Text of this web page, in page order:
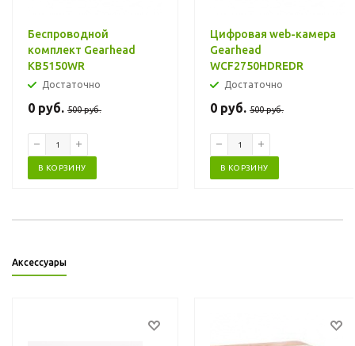
Беспроводной
комплект Gearhead
KB5150WR
Достаточно
0 руб. 500руб.
В КОРЗИНУ
Цифровая web-камера
Gearhead
WCF2750HDREDR
Достаточно
0 руб. 500руб.
В КОРЗИНУ
Аксессуары